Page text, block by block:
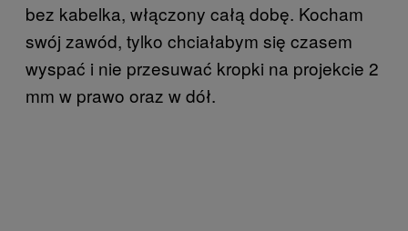
bez kabelka, włączony całą dobę. Kocham
swój zawód, tylko chciałabym się czasem
wyspać i nie przesuwać kropki na projekcie 2
mm w prawo oraz w dół.